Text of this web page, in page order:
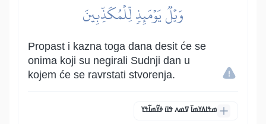
وَيۡلٞ يَوۡمَئِذٖ لِّلۡمُكَذِّبِينَ
Propast i kazna toga dana desit će se
onima koji su negirali Sudnji dan u
kojem će se ravrstati stvorenja.
ߘߟߊߡߌߘߊ߫ ߜߘߍ ߟߎ߫ ߦߌ߬ߘߊ߬ߟߌ